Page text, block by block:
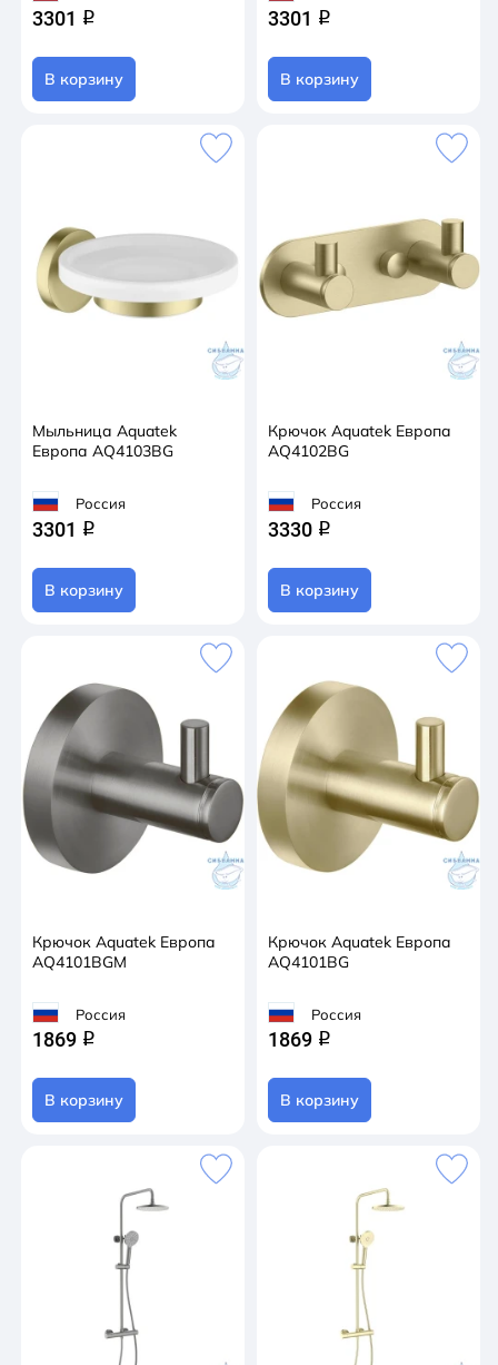
3301 q
В корзину
3301 q
В корзину
Мыльница Aquatek
Европа AQ4103BG
Россия
3301 q
В корзину
Крючок Aquatek Европа
AQ4102BG
Россия
3330 q
В корзину
Крючок Aquatek Европа
AQ4101BGM
Россия
1869 q
В корзину
Крючок Aquatek Европа
AQ4101BG
Россия
1869 q
В корзину